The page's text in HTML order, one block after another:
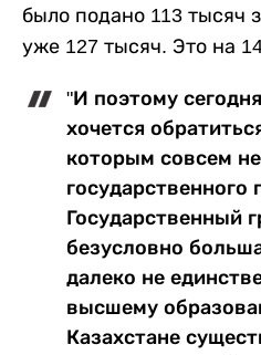
было подано 113 тысяч
уже 127 тысяч. Это на
"И поэтому
хочется
которым совсем
государственного
Государственный
безусловно
далеко не
высшему
Казахстане